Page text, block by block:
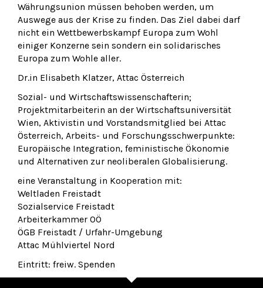
Währungsunion müssen behoben werden, um
Auswege aus der Krise zu finden. Das Ziel dabei darf
nicht ein Wettbewerbskampf Europa zum Wohl
einiger Konzerne sein sondern ein solidarisches
Europa zum Wohle aller.
Dr.in Elisabeth Klatzer, Attac Österreich
Sozial- und Wirtschaftswissenschafterin;
Projektmitarbeiterin an der Wirtschaftsuniversität
Wien, Aktivistin und Vorstandsmitglied bei Attac
Österreich, Arbeits- und Forschungsschwerpunkte:
Europäische Integration, feministische Ökonomie
und Alternativen zur neoliberalen Globalisierung.
eine Veranstaltung in Kooperation mit:
Weltladen Freistadt
Sozialservice Freistadt
Arbeiterkammer OÖ
ÖGB Freistadt / Urfahr-Umgebung
Attac Mühlviertel Nord
Eintritt: freiw. Spenden